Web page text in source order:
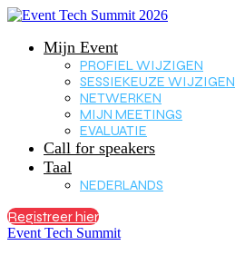
Mijn Event
PROFIEL WIJZIGEN
SESSIEKEUZE WIJZIGEN
NETWERKEN
MIJN MEETINGS
EVALUATIE
Call for speakers
Taal
NEDERLANDS
Registreer hier
Event Tech Summit